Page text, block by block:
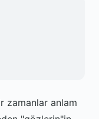
zamanlar anlam